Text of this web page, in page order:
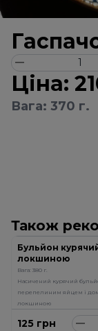
Ціна:
Вага: 370 г.
Також
Бульйон
локшиною
Вага: 380 г.
Насичений курячий
перепелиним яйцем і
локшиною
125 грн